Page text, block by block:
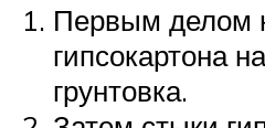
Первым делом
гипсокартона
грунтовка.